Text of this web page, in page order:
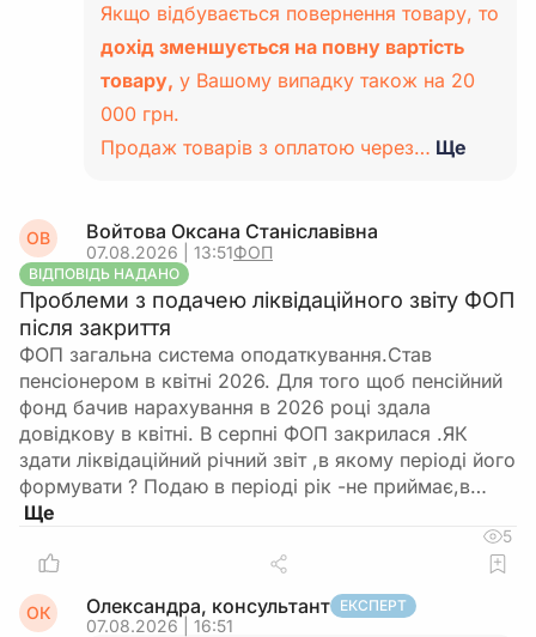
Якщо відбувається повернення товару, то
дохід зменшується на повну вартість
товару, у Вашому випадку також на 20
000 грн.
Продаж товарів з оплатою через… Ще
ОВ Войтова Оксана Станіславівна
07.08.2026 | 13:51ФОП
ВІДПОВІДЬ НАДАНО
Проблеми з подачею ліквідаційного звіту ФОП
після закриття
ФОП загальна система оподаткування.Став
пенсіонером в квітні 2026. Для того щоб пенсійний
фонд бачив нарахування в 2026 році здала
довідкову в квітні. В серпні ФОП закрилася .ЯК
здати ліквідаційний річний звіт ,в якому періоді його
формувати ? Подаю в періоді рік -не приймає,в…
5
ОК Олександра, консультант ЕКСПЕРТ
07.08.2026 | 16:51